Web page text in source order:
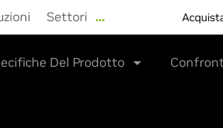
Settori …
Del Prodotto